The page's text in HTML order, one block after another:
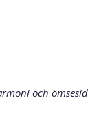
och